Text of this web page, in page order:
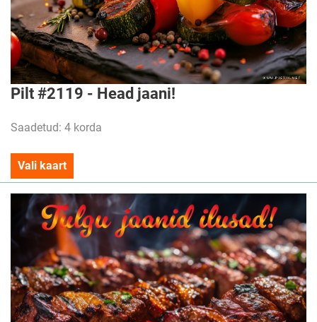
Pilt #2119 - Head jaani!
Saadetud: 4 korda
Vali kaart